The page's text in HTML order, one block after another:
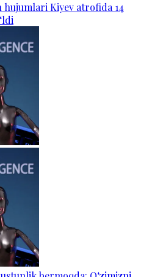
hujumlari Kiyev atrofida 14